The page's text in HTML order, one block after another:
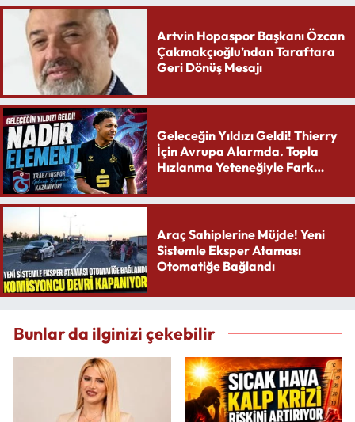
Artvin Hopaspor Başkanı Özcan
Çakmakçıoğlu’ndan Taraftara
Geri Dönüş Mesajı
Geleceğin Yıldızı Geldi! Thierry
İçin Avrupa Alarmda. Topla
Hızlanma Yeteneğiyle Fark
Araç Sahiplerine Müjde! Yeni
Sistemle Eksper Ataması
Otomatiğe Bağlandı
Bunlar da ilginizi çekebilir